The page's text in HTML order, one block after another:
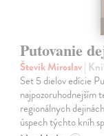
Putovanie
Števík Miroslav|
Set 5 dielov edície
najpozoruhodnejším
regionálnych
úspech týchto kníh